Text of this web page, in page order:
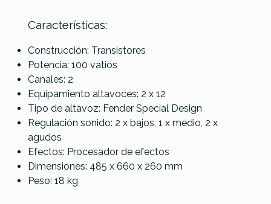
Características:
Construcción: Transistores
Potencia: 100 vatios
Canales: 2
Equipamiento altavoces: 2 x 12
Tipo de altavoz: Fender Special Design
Regulación sonido: 2 x bajos, 1 x medio, 2 x
agudos
Efectos: Procesador de efectos
Dimensiones: 485 x 660 x 260 mm
Peso: 18 kg
Hotone Pulze Luna
361,00 € 355,00 €
No hay características para comparar